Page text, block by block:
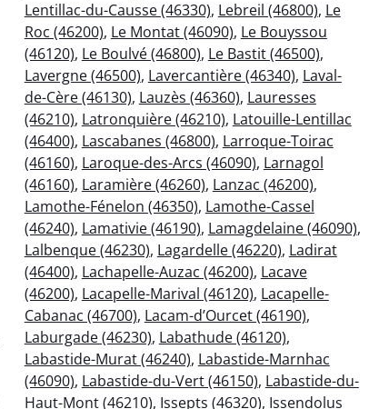
Lentillac-du-Causse (46330), Lebreil (46800), Le
Roc (46200), Le Montat (46090), Le Bouyssou
(46120), Le Boulvé (46800), Le Bastit (46500),
Lavergne (46500), Lavercantière (46340), Laval-
de-Cère (46130), Lauzès (46360), Lauresses
(46210), Latronquière (46210), Latouille-Lentillac
(46400), Lascabanes (46800), Larroque-Toirac
(46160), Laroque-des-Arcs (46090), Larnagol
(46160), Laramière (46260), Lanzac (46200),
Lamothe-Fénelon (46350), Lamothe-Cassel
(46240), Lamativie (46190), Lamagdelaine (46090),
Lalbenque (46230), Lagardelle (46220), Ladirat
(46400), Lachapelle-Auzac (46200), Lacave
(46200), Lacapelle-Marival (46120), Lacapelle-
Cabanac (46700), Lacam-d’Ourcet (46190),
Laburgade (46230), Labathude (46120),
Labastide-Murat (46240), Labastide-Marnhac
(46090), Labastide-du-Vert (46150), Labastide-du-
Haut-Mont (46210), Issepts (46320), Issendolus